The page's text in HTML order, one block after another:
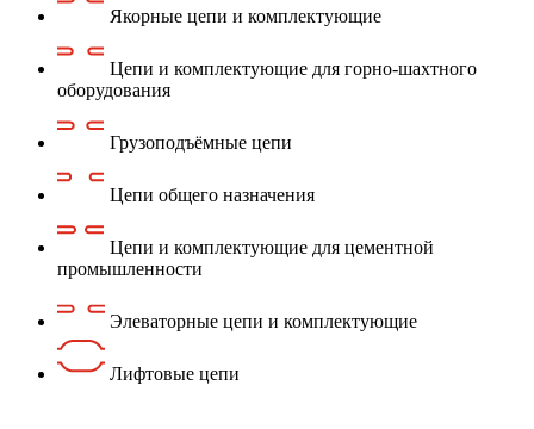
Якорные цепи и комплектующие
Цепи и комплектующие для горно-шахтного
оборудования
Грузоподъёмные цепи
Цепи общего назначения
Цепи и комплектующие для цементной
промышленности
Элеваторные цепи и комплектующие
Лифтовые цепи